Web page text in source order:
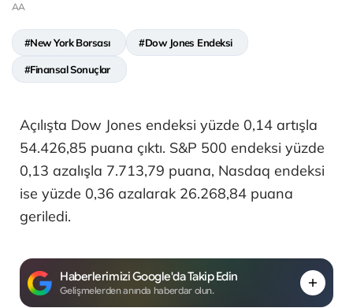
AA
#New York Borsası #Dow Jones Endeksi
#Finansal Sonuçlar
Açılışta Dow Jones endeksi yüzde 0,14 artışla
54.426,85 puana çıktı. S&P 500 endeksi yüzde
0,13 azalışla 7.713,79 puana, Nasdaq endeksi
ise yüzde 0,36 azalarak 26.268,84 puana
geriledi.
Haberlerimizi Google'da Takip Edin
Gelişmelerden anında haberdar olun.